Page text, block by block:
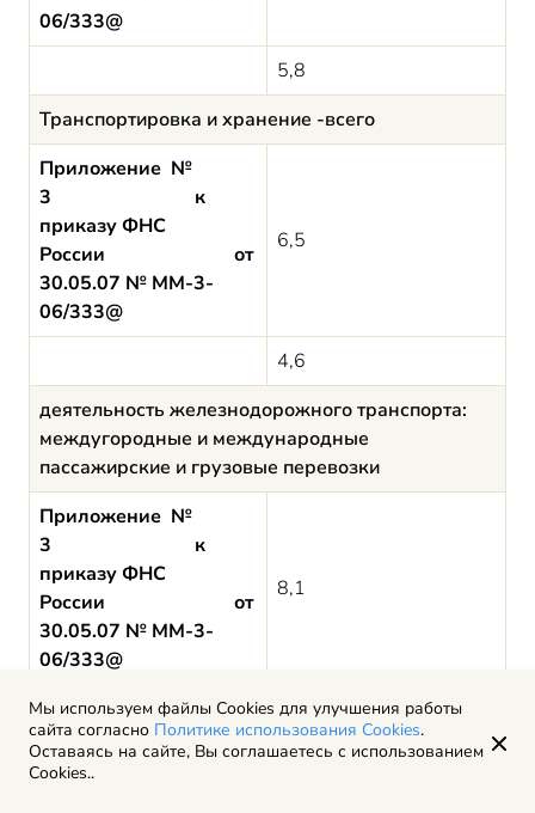
06/333@
5,8
Транспортировка и хранение -всего
Приложение №
3 к
приказу ФНС
России от
30.05.07 № ММ-3-
06/333@
6,5
4,6
деятельность железнодорожного транспорта:
междугородные и международные
пассажирские и грузовые перевозки
Приложение №
3 к
приказу ФНС
России от
30.05.07 № ММ-3-
06/333@
8,1
6,7
деятельность трубопроводного транспорта
Мы используем файлы Cookies для улучшения работы
сайта согласно Политике использования Cookies.
Оставаясь на сайте, Вы соглашаетесь с использованием
Cookies..